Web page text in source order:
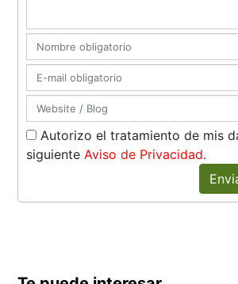
Autorizo el tratamiento de mis
siguiente Aviso de Privacidad.